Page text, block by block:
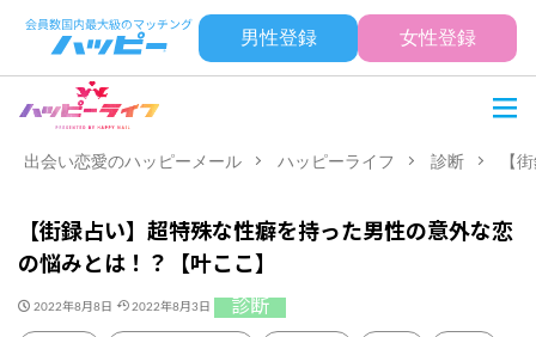
男性登録 女性登録
出会い恋愛のハッピーメール ハッピーライフ 診断 【
【街録占い】超特殊な性癖を持った男性の意外な恋
の悩みとは！？【叶ここ】
2022年8月8日 2022年8月3日 診断